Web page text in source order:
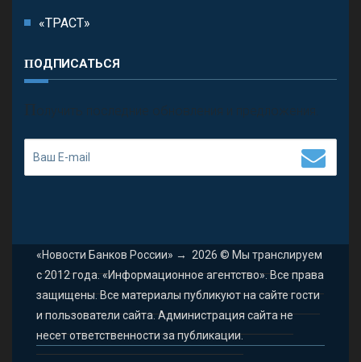
«ТРАСТ»
ПОДПИСАТЬСЯ
П олучить последние обновления и предложения.
«Новости Банков России» → 2026 © Мы транслируем
с 2012 года. «Информационное агентство». Все права
защищены. Все материалы публикуют на сайте гости
и пользователи сайта. Администрация сайта не
несет ответственности за публикации.